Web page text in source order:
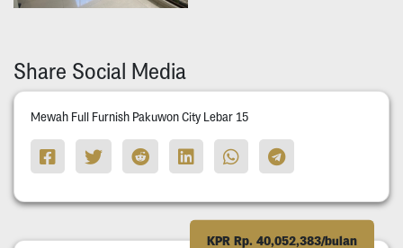
Share Social Media
Mewah Full Furnish Pakuwon City Lebar 15
KPR Rp. 40,052,383/bulan